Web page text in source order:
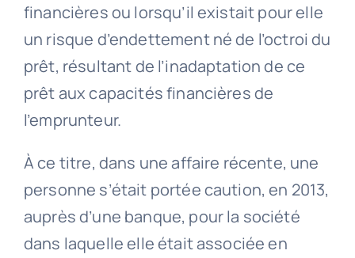
financières ou lorsqu’il existait pour elle
un risque d’endettement né de l’octroi du
prêt, résultant de l’inadaptation de ce
prêt aux capacités financières de
l’emprunteur.
À ce titre, dans une affaire récente, une
personne s’était portée caution, en 2013,
auprès d’une banque, pour la société
dans laquelle elle était associée en